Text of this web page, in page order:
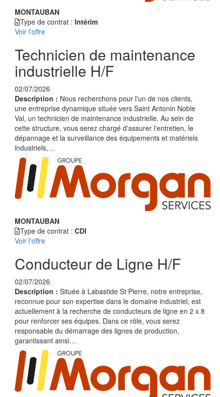
MONTAUBAN
Type de contrat : Intérim
Voir l'offre
Technicien de maintenance
industrielle H/F
02/07/2026
Description : Nous recherchons pour l'un de nos clients,
une entreprise dynamique située vers Saint Antonin Noble
Val, un technicien de maintenance industrielle. Au sein de
cette structure, vous serez chargé d'assurer l'entretien, le
dépannage et la surveillance des équipements et matériels
industriels,…
MONTAUBAN
Type de contrat : CDI
Voir l'offre
Conducteur de Ligne H/F
02/07/2026
Description : Située à Labastide St Pierre, notre entreprise,
reconnue pour son expertise dans le domaine industriel, est
actuellement à la recherche de conducteurs de ligne en 2 x 8
pour renforcer ses équipes. Dans ce rôle, vous serez
responsable du démarrage des lignes de production,
garantissant ainsi…